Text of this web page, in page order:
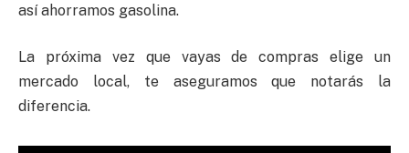
así ahorramos gasolina.
La próxima vez que vayas de compras elige un
mercado local, te aseguramos que notarás la
diferencia.